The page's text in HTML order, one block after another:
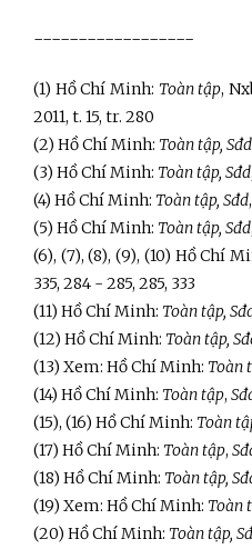
------------------
(1) Hồ Chí Minh: Toàn tập,
2011, t. 15, tr. 280
(2) Hồ Chí Minh: Toàn tập, Sđd
(3) Hồ Chí Minh: Toàn tập, Sđd
(4) Hồ Chí Minh: Toàn tập, Sđd
(5) Hồ Chí Minh: Toàn tập, Sđd
(6), (7), (8), (9), (10) Hồ Chí
335, 284 - 285, 285, 333
(11) Hồ Chí Minh: Toàn tập,
(12) Hồ Chí Minh: Toàn tập,
(13) Xem: Hồ Chí Minh: Toàn
(14) Hồ Chí Minh: Toàn tập,
(15), (16) Hồ Chí Minh: Toàn
(17) Hồ Chí Minh: Toàn tập,
(18) Hồ Chí Minh: Toàn tập,
(19) Xem: Hồ Chí Minh: Toàn
(20) Hồ Chí Minh: Toàn tập,